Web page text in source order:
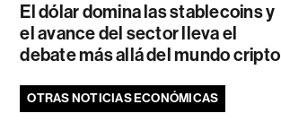
El dólar domina las stablecoins y
el avance del sector lleva el
debate más allá del mundo cripto
OTRAS NOTICIAS ECONÓMICAS